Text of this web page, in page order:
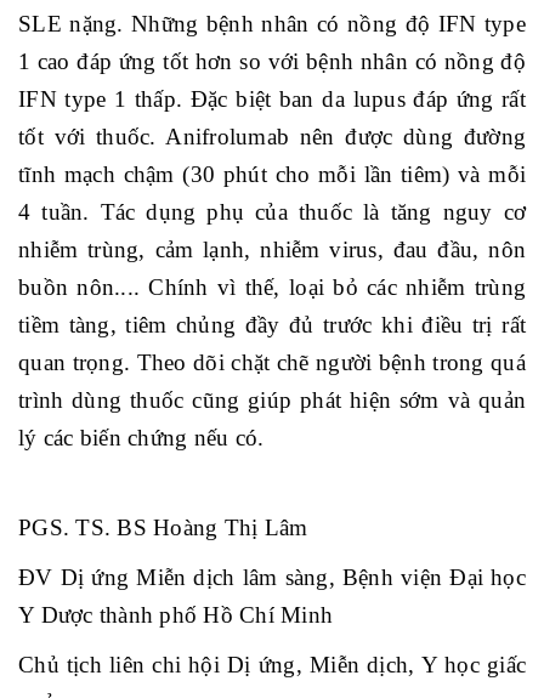
SLE nặng. Những bệnh nhân có nồng độ IFN type
1 cao đáp ứng tốt hơn so với bệnh nhân có nồng độ
IFN type 1 thấp. Đặc biệt ban da lupus đáp ứng rất
tốt với thuốc. Anifrolumab nên được dùng đường
tĩnh mạch chậm (30 phút cho mỗi lần tiêm) và mỗi
4 tuần. Tác dụng phụ của thuốc là tăng nguy cơ
nhiễm trùng, cảm lạnh, nhiễm virus, đau đầu, nôn
buồn nôn.... Chính vì thế, loại bỏ các nhiễm trùng
tiềm tàng, tiêm chủng đầy đủ trước khi điều trị rất
quan trọng. Theo dõi chặt chẽ người bệnh trong quá
trình dùng thuốc cũng giúp phát hiện sớm và quản
lý các biến chứng nếu có.
PGS. TS. BS Hoàng Thị Lâm
ĐV Dị ứng Miễn dịch lâm sàng, Bệnh viện Đại học
Y Dược thành phố Hồ Chí Minh
Chủ tịch liên chi hội Dị ứng, Miễn dịch, Y học giấc